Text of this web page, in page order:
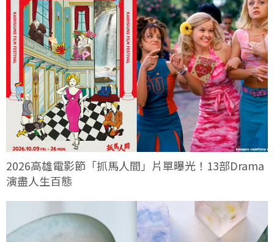
2026高雄電影節「抓馬人間」片單曝光！13部Drama
演盡人生百態